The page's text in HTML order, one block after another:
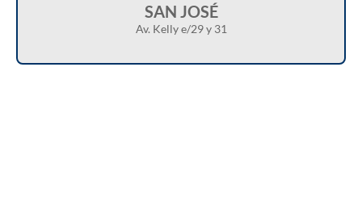
SAN JOSÉ
Av. Kelly e/29 y 31